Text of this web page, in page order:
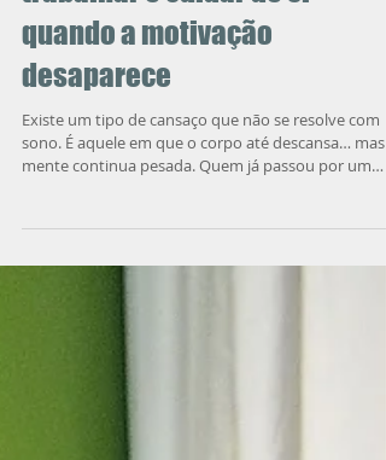
Como agir mesmo sem
vontade: técnicas
psicológicas para estudar,
desaparece
mente continua pesada. Quem já passou por um
período de depressão, luto ou término de